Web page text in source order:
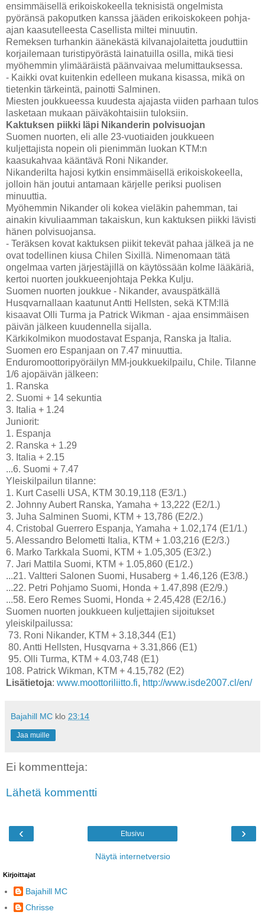
ensimmäisellä erikoiskokeella teknisistä ongelmista
pyöränsä pakoputken kanssa jääden erikoiskokeen pohja-
ajan kaasutelleesta Casellista miltei minuutin.
Remeksen turhankin äänekästä kilvanajolaitetta jouduttiin
korjailemaan turistipyörästä lainatuilla osilla, mikä tiesi
myöhemmin ylimääräistä päänvaivaa melumittauksessa.
- Kaikki ovat kuitenkin edelleen mukana kisassa, mikä on
tietenkin tärkeintä, painotti Salminen.
Miesten joukkueessa kuudesta ajajasta viiden parhaan tulos
lasketaan mukaan päiväkohtaisiin tuloksiin.
Kaktuksen piikki läpi Nikanderin polvisuojan
Suomen nuorten, eli alle 23-vuotiaiden joukkueen
kuljettajista nopein oli pienimmän luokan KTM:n
kaasukahvaa kääntävä Roni Nikander.
Nikanderilta hajosi kytkin ensimmäisellä erikoiskokeella,
jolloin hän joutui antamaan kärjelle periksi puolisen
minuuttia.
Myöhemmin Nikander oli kokea vieläkin pahemman, tai
ainakin kivuliaamman takaiskun, kun kaktuksen piikki lävisti
hänen polvisuojansa.
- Teräksen kovat kaktuksen piikit tekevät pahaa jälkeä ja ne
ovat todellinen kiusa Chilen Sixillä. Nimenomaan tätä
ongelmaa varten järjestäjillä on käytössään kolme lääkäriä,
kertoi nuorten joukkueenjohtaja Pekka Kulju.
Suomen nuorten joukkue - Nikander, avauspätkällä
Husqvarnallaan kaatunut Antti Hellsten, sekä KTM:llä
kisaavat Olli Turma ja Patrick Wikman - ajaa ensimmäisen
päivän jälkeen kuudennella sijalla.
Kärkikolmikon muodostavat Espanja, Ranska ja Italia.
Suomen ero Espanjaan on 7.47 minuuttia.
Enduromoottoripyöräilyn MM-joukkuekilpailu, Chile. Tilanne
1/6 ajopäivän jälkeen:
1. Ranska
2. Suomi + 14 sekuntia
3. Italia + 1.24
Juniorit:
1. Espanja
2. Ranska + 1.29
3. Italia + 2.15
...6. Suomi + 7.47
Yleiskilpailun tilanne:
1. Kurt Caselli USA, KTM 30.19,118 (E3/1.)
2. Johnny Aubert Ranska, Yamaha + 13,222 (E2/1.)
3. Juha Salminen Suomi, KTM + 13,786 (E2/2.)
4. Cristobal Guerrero Espanja, Yamaha + 1.02,174 (E1/1.)
5. Alessandro Belometti Italia, KTM + 1.03,216 (E2/3.)
6. Marko Tarkkala Suomi, KTM + 1.05,305 (E3/2.)
7. Jari Mattila Suomi, KTM + 1.05,860 (E1/2.)
...21. Valtteri Salonen Suomi, Husaberg + 1.46,126 (E3/8.)
...22. Petri Pohjamo Suomi, Honda + 1.47,898 (E2/9.)
...58. Eero Remes Suomi, Honda + 2.45,428 (E2/16.)
Suomen nuorten joukkueen kuljettajien sijoitukset
yleiskilpailussa:
73. Roni Nikander, KTM + 3.18,344 (E1)
80. Antti Hellsten, Husqvarna + 3.31,866 (E1)
95. Olli Turma, KTM + 4.03,748 (E1)
108. Patrick Wikman, KTM + 4.15,782 (E2)
Lisätietoja: www.moottoriliitto.fi, http://www.isde2007.cl/en/
Bajahill MC klo 23:14
Jaa muille
Ei kommentteja:
Lähetä kommentti
‹ ›
Etusivu
Näytä internetversio
Kirjoittajat
Bajahill MC
Chrisse